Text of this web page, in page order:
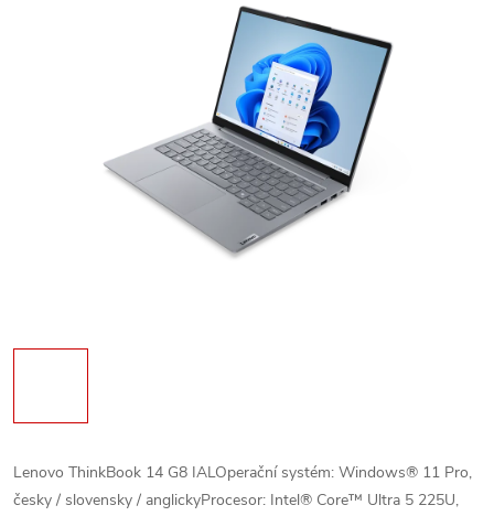
Lenovo ThinkBook 14 G8 IALOperační systém: Windows® 11 Pro,
česky / slovensky / anglickyProcesor: Intel® Core™ Ultra 5 225U,